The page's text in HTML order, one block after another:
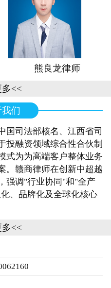
熊良龙律师
<<
们
国司法部核名、江西省司
投融资领域综合性合伙制
式为为高端客户整体业务
。赣商律师在创新中超越
强调"行业协同"和"全产
、品牌化及全球化核心
<<